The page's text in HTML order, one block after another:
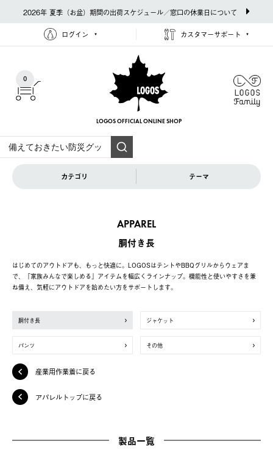
2026年 夏季（お盆）期間の出荷スケジュール／窓口の休業日について
ログイン カスタマーサポート
0
LOGOS OFFICIAL ONLINE SHOP
カテゴリ テーマ
APPAREL
胴付き長
はじめてのアウトドアも、もっと快適に。LOGOSはテントやBBQグリルからウェアま
で、「家族みんなで楽しめる」アイテムを幅広くラインナップ。機能性と使いやすさを兼
ね備え、気軽にアウトドアを始めたい方をサポートします。
胴付き長 ジャケット
パンツ その他
産業用作業着に戻る
アパレルトップに戻る
製品一覧